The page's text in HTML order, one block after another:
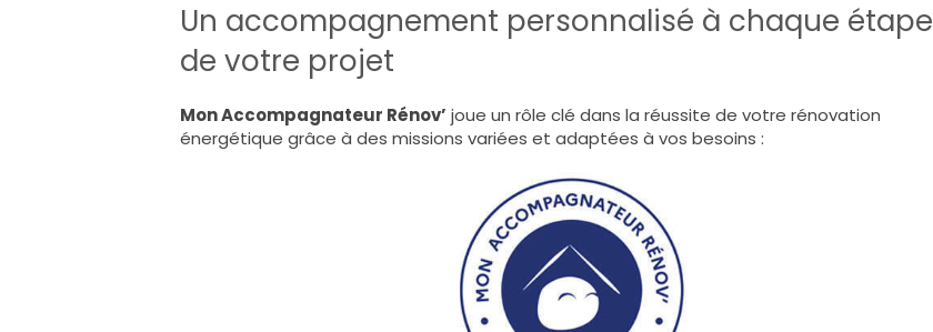
Un accompagnement personnalisé à chaque étape
de votre projet
Mon Accompagnateur Rénov’ joue un rôle clé dans la réussite de votre rénovation
énergétique grâce à des missions variées et adaptées à vos besoins :